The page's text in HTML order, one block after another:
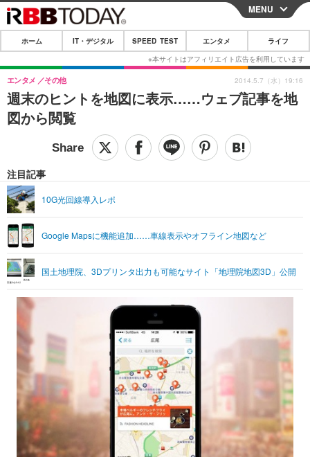
CLOSE
ホーム
IT・デジタル
IT・デジタルTOP スマートフォン
ショッピング その他
SPEED TEST
エンタメTOP 映画・ドラマ
グラビア ブログ
ショッピング その他
ライフTOP
リリース一覧
プッシュ通知の停止方法
MENU
ホーム IT・デジタル SPEED TEST エンタメ ライフ
週末のヒントを地図に表示……ウェブ記事を地
図から閲覧
エンタメ その他
注目記事
10G光回線導入レポ
Google Mapsに機能追加……車線表示やオフライン地図など
国土地理院、3Dプリンタ出力も可能なサイト「地理院地図3D」公開
2014.5.7（水）19:16